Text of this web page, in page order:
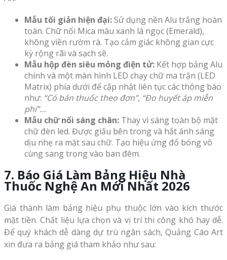
Mẫu tối giản hiện đại:Sử dụng nền Alu trắng hoàn
toàn. Chữ nổi Mica màu xanh lá ngọc (Emerald),
không viền rườm rà. Tạo cảm giác không gian cực
kỳ rộng rãi và sạch sẽ.
Mẫu hộp đèn siêu mỏng điện tử: Kết hợp bảng Alu
chính và một màn hình LED chạy chữ ma trận (LED
Matrix) phía dưới để cập nhật liên tục các thông báo
như: “Có bán thuốc theo đơn”, “Đo huyết áp miễn
phí”…
Mẫu chữ nổi sáng chân: Thay vì sáng toàn bộ mặt
chữ đèn led. Được giấu bên trong và hắt ánh sáng
dịu nhẹ ra mặt sau chữ. Tạo hiệu ứng đổ bóng vô
cùng sang trọng vào ban đêm.
7. Báo Giá Làm Bảng Hiệu Nhà
Thuốc Nghệ An Mới Nhất 2026
Giá thành làm bảng hiệu phụ thuộc lớn vào kích thước
mặt tiền. Chất liệu lựa chọn và vị trí thi công khó hay dễ.
Để quý khách dễ dàng dự trù ngân sách, Quảng Cáo Art
xin đưa ra bảng giá tham khảo như sau: